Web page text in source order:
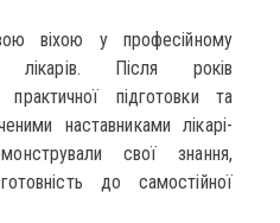
віхою у професійному
лікарів. Після років
практичної підготовки та
наставниками лікарі-
свої знання,
до самостійної